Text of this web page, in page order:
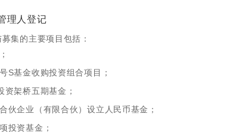
上市代码：VIT）在纽约证券交易所上市项目及上市后的
上市代码：STV）纽约证券交易所上市项目中作为发行人
达克股票市场（股票代码：PWRD）项目中作为发行人中
理人登记
集的主要项目包括：
S基金收购投资组合项目；
架桥五期基金；
伙企业（有限合伙）设立人民币基金；
投资基金；